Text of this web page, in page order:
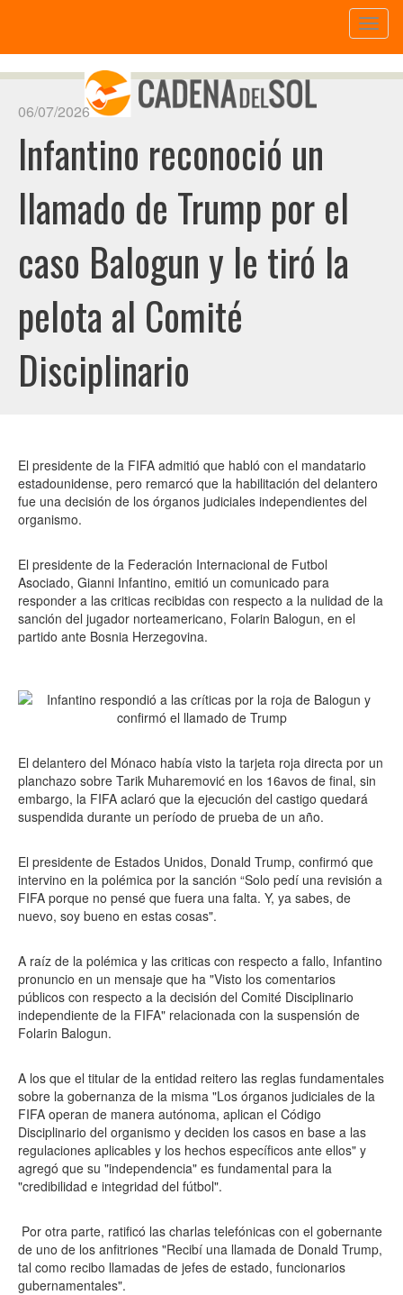
06/07/2026
Infantino reconoció un
llamado de Trump por el
caso Balogun y le tiró la
pelota al Comité
Disciplinario
El presidente de la FIFA admitió que habló con el mandatario
estadounidense, pero remarcó que la habilitación del delantero
fue una decisión de los órganos judiciales independientes del
organismo.
El presidente de la Federación Internacional de Futbol
Asociado, Gianni Infantino, emitió un comunicado para
responder a las criticas recibidas con respecto a la nulidad de la
sanción del jugador norteamericano, Folarin Balogun, en el
partido ante Bosnia Herzegovina.
El delantero del Mónaco había visto la tarjeta roja directa por un
planchazo sobre Tarik Muharemović en los 16avos de final, sin
embargo, la FIFA aclaró que la ejecución del castigo quedará
suspendida durante un período de prueba de un año.
El presidente de Estados Unidos, Donald Trump, confirmó que
intervino en la polémica por la sanción “Solo pedí una revisión a
FIFA porque no pensé que fuera una falta. Y, ya sabes, de
nuevo, soy bueno en estas cosas".
A raíz de la polémica y las criticas con respecto a fallo, Infantino
pronuncio en un mensaje que ha "Visto los comentarios
públicos con respecto a la decisión del Comité Disciplinario
independiente de la FIFA" relacionada con la suspensión de
Folarin Balogun.
A los que el titular de la entidad reitero las reglas fundamentales
sobre la gobernanza de la misma "Los órganos judiciales de la
FIFA operan de manera autónoma, aplican el Código
Disciplinario del organismo y deciden los casos en base a las
regulaciones aplicables y los hechos específicos ante ellos" y
agregó que su "independencia" es fundamental para la
"credibilidad e integridad del fútbol".
Por otra parte, ratificó las charlas telefónicas con el gobernante
de uno de los anfitriones "Recibí una llamada de Donald Trump,
tal como recibo llamadas de jefes de estado, funcionarios
gubernamentales".